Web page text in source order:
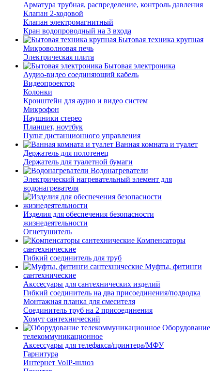
Арматура трубная, распределение, контроль давления
Клапан 2-ходовой
Клапан электромагнитный
Кран водопроводный на 3 входа
Бытовая техника крупная
Микроволновая печь
Электрическая плита
Бытовая электроника
Аудио-видео соединяющий кабель
Видеопроектор
Колонки
Кронштейн для аудио и видео систем
Микрофон
Наушники стерео
Планшет, ноутбук
Пульт дистанционного управления
Ванная комната и туалет
Держатель для полотенец
Держатель для туалетной бумаги
Водонагреватели
Электрический нагревательный элемент для
водонагревателя
Изделия для обеспечения безопасности
жизнедеятельности
Огнетушитель
Компенсаторы
сантехнические
Гибкий соединитель для труб
Муфты, фитинги
сантехнические
Акссесуары для сантехнических изделий
Гибкий соединитель на два присоединения/подводка
Монтажная планка для смесителя
Соединитель труб на 2 присоединения
Хомут сантехнический
Оборудование
телекоммуникационное
Аксессуары для телефакса/принтера/МФУ
Гарнитура
Интернет VoIP-шлюз